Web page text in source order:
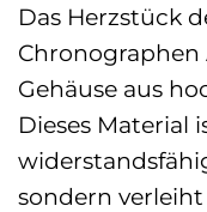
Das Herzstück
Chronographen
Gehäuse aus
Dieses Material
sondern